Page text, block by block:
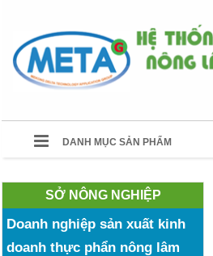
DANH MỤC SẢN PHẨM
SỞ NÔNG NGHIỆP
Doanh nghiệp sản xuất kinh
doanh thực phẩn nông lâm